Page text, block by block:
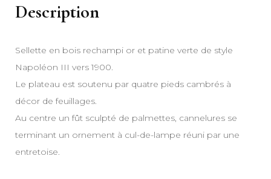
Description
Sellette en bois rechampi or et patine verte de style
Napoléon III vers 1900.
Le plateau est soutenu par quatre pieds cambrés à
décor de feuillages.
Au centre un fût sculpté de palmettes, cannelures se
terminant un ornement à cul-de-lampe réuni par une
entretoise.